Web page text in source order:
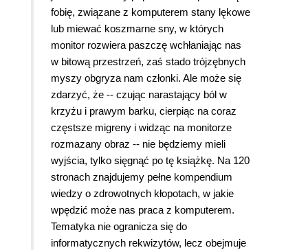
fobię, związane z komputerem stany lękowe
lub miewać koszmarne sny, w których
monitor rozwiera paszczę wchłaniając nas
w bitową przestrzeń, zaś stado trójzębnych
myszy obgryza nam członki. Ale może się
zdarzyć, że -- czując narastający ból w
krzyżu i prawym barku, cierpiąc na coraz
częstsze migreny i widząc na monitorze
rozmazany obraz -- nie będziemy mieli
wyjścia, tylko sięgnąć po tę książkę. Na 120
stronach znajdujemy pełne kompendium
wiedzy o zdrowotnych kłopotach, w jakie
wpędzić może nas praca z komputerem.
Tematyka nie ogranicza się do
informatycznych rekwizytów, lecz obejmuje